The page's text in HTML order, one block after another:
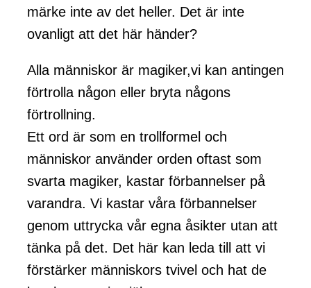
märke inte av det heller. Det är inte
ovanligt att det här händer?
Alla människor är magiker,vi kan antingen
förtrolla någon eller bryta någons
förtrollning.
Ett ord är som en trollformel och
människor använder orden oftast som
svarta magiker, kastar förbannelser på
varandra. Vi kastar våra förbannelser
genom uttrycka vår egna åsikter utan att
tänka på det. Det här kan leda till att vi
förstärker människors tvivel och hat de